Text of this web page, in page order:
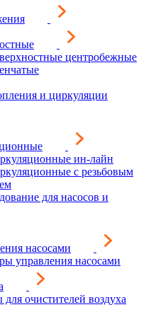
центробежные
и циркуляции
ин-лайн
с резьбовым
для насосов и
насосами
управления насосами
очистителей воздуха